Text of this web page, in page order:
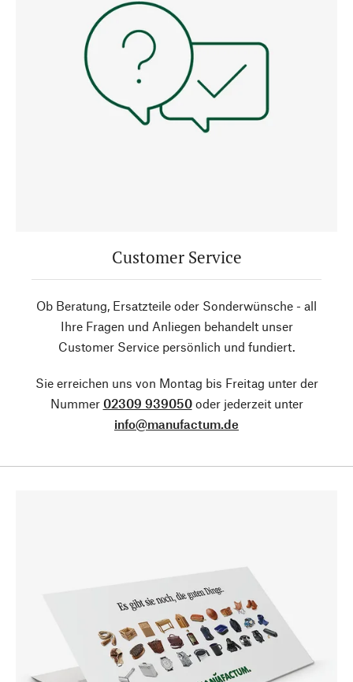
Customer Service
Ob Beratung, Ersatzteile oder Sonderwünsche - all
Ihre Fragen und Anliegen behandelt unser
Customer Service persönlich und fundiert.
Sie erreichen uns von Montag bis Freitag unter der
Nummer 02309 939050oder jederzeit unter
info@manufactum.de